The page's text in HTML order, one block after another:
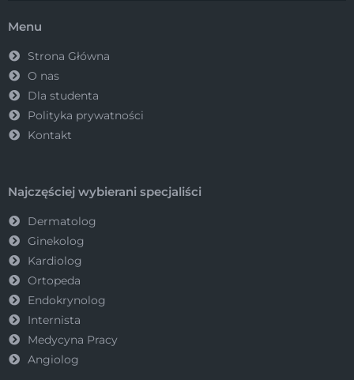
Menu
Strona Główna
O nas
Dla studenta
Polityka prywatności
Kontakt
Najczęściej wybierani specjaliści
Dermatolog
Ginekolog
Kardiolog
Ortopeda
Endokrynolog
Internista
Medycyna Pracy
Angiolog